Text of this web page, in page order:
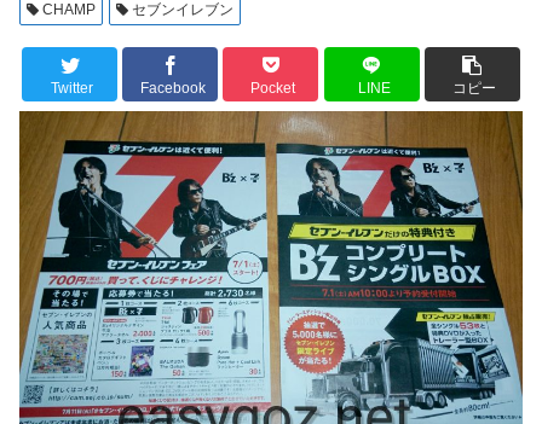
CHAMP セブンイレブン
Twitter Facebook Pocket LINE コピー